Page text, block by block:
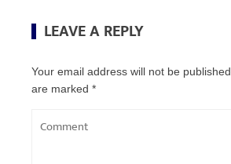
LEAVE A REPLY
Your email address will not be published.
are marked *